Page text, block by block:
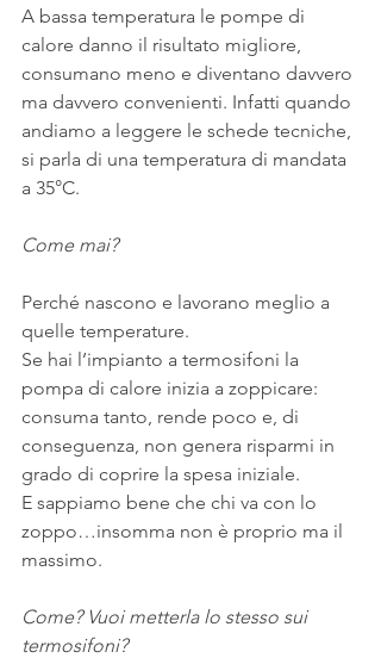
A bassa temperatura le pompe di
calore danno il risultato migliore,
consumano meno e diventano davvero
ma davvero convenienti. Infatti quando
andiamo a leggere le schede tecniche,
si parla di una temperatura di mandata
a 35°C.
Come mai?
Perché nascono e lavorano meglio a
quelle temperature.
Se hai l’impianto a termosifoni la
pompa di calore inizia a zoppicare:
consuma tanto, rende poco e, di
conseguenza, non genera risparmi in
grado di coprire la spesa iniziale.
E sappiamo bene che chi va con lo
zoppo…insomma non è proprio ma il
massimo.
Come? Vuoi metterla lo stesso sui
termosifoni?